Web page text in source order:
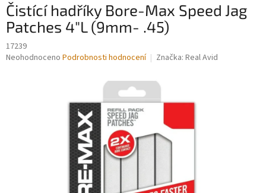
Čistící hadříky Bore-Max Speed Jag
Patches 4"L (9mm- .45)
17239
Průměrné
Neohodnoceno Podrobnosti hodnocení Značka: Real Avid